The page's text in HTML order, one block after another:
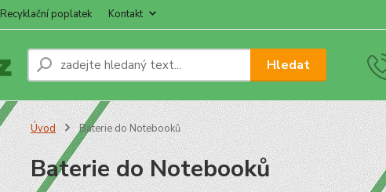
Recyklační poplatek Kontakt
Hledat
Úvod Baterie do Notebooků
Baterie do Notebooků